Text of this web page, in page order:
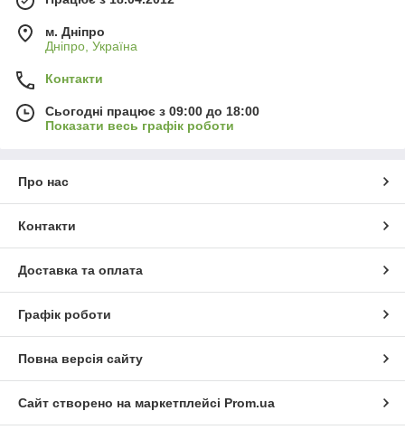
м. Дніпро
Дніпро, Україна
Контакти
Сьогодні працює з 09:00 до 18:00
Показати весь графік роботи
Про нас
Контакти
Доставка та оплата
Графік роботи
Повна версія сайту
Сайт створено на маркетплейсі Prom.ua